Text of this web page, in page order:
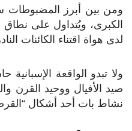
ومن بين أبرز المضبوطات
الكبرى، ويُتداول على
لدى هواة اقتناء الكائنات
ولا تبدو الواقعة
صيد الأفيال ووحيد القرن
نشاط بات أحد أشكال